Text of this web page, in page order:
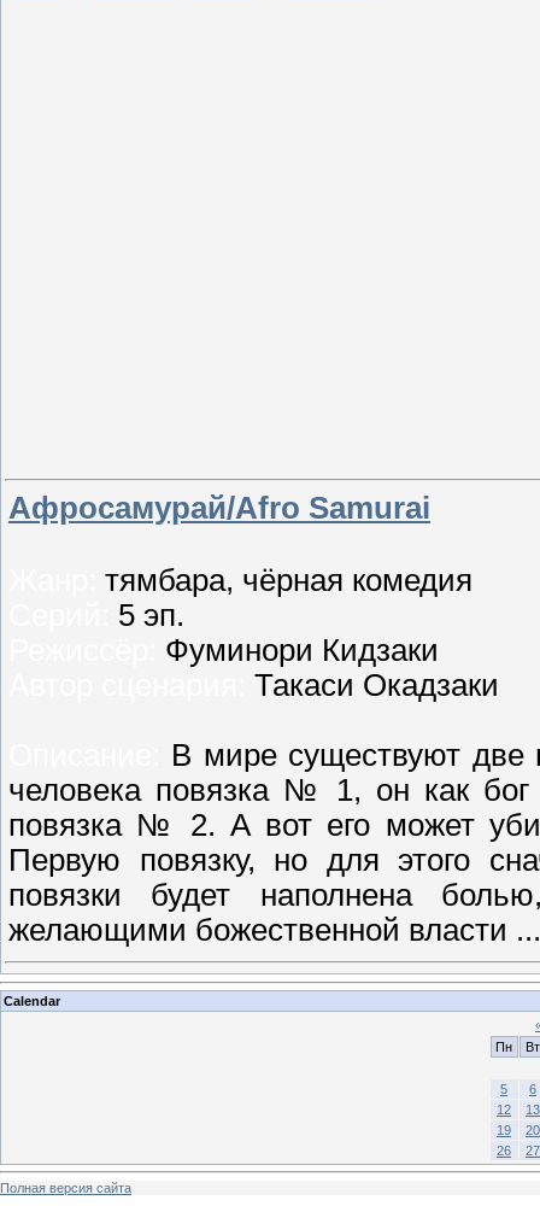
Афросамурай/Afro Samurai
тямбара, чёрная комедия
5 эп.
Фуминори Кидзаки
Такаси Окадзаки
В мире существуют
человека повязка № 1, он как бог
повязка № 2. А вот его может
Первую повязку, но для этого
повязки будет наполнена
желающими божественной власти
Calendar
Пн
Вт
5
6
12
13
19
20
26
27
Полная версия сайта